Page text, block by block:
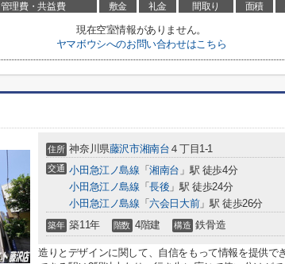
管理費・共益費 敷金 礼金 間取り 面積
現在空室情報がありません。
ヤマボウシへのお問い合わせはこちら
住所 神奈川県藤沢市湘南台 ４丁目1-1
交通 小田急江ノ島線 「湘南台 」駅 徒歩4分
小田急江ノ島線 「長後 」駅 徒歩24分
小田急江ノ島線 「六会日大前」駅 徒歩26分
築年 築11年 階数 4階建 構造 鉄骨造
造りとデザインに関して、自信をもって情報を提供で